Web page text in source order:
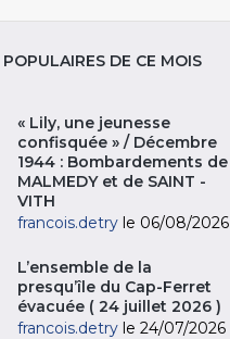
DE CE MOIS
« Lily, une jeunesse
confisquée » / Décembre
1944 : Bombardements de
MALMEDY et de SAINT -
VITH
francois.detry le 06/08/2026
L’ensemble de la
presqu’île du Cap-Ferret
évacuée ( 24 juillet 2026 )
francois.detry le 24/07/2026